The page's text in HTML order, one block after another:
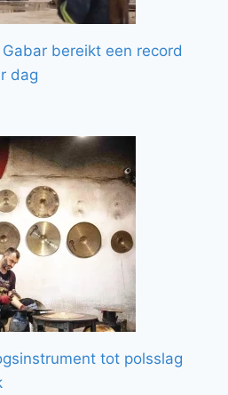
bereikt een record
dag
tot polsslag